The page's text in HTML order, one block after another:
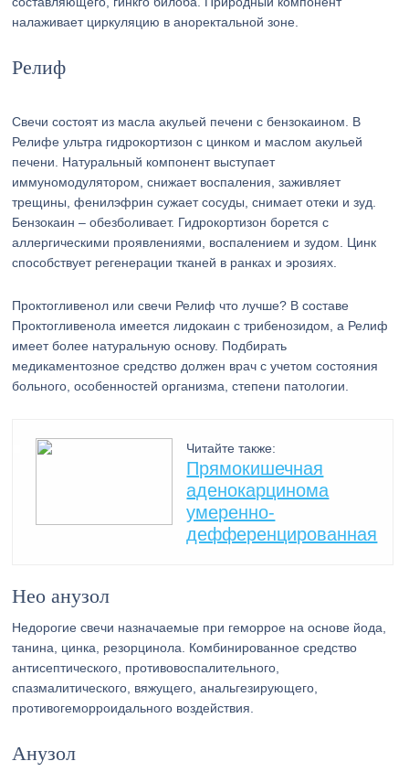
налаживает циркуляцию в аноректальной зоне.
Релиф
Свечи состоят из масла акульей печени с бензокаином. В
Релифе ультра гидрокортизон с цинком и маслом акульей
печени. Натуральный компонент выступает
иммуномодулятором, снижает воспаления, заживляет
трещины, фенилэфрин сужает сосуды, снимает отеки и зуд.
Бензокаин – обезболивает. Гидрокортизон борется с
аллергическими проявлениями, воспалением и зудом. Цинк
способствует регенерации тканей в ранках и эрозиях.
Проктогливенол или свечи Релиф что лучше? В составе
Проктогливенола имеется лидокаин с трибенозидом, а Релиф
имеет более натуральную основу. Подбирать
медикаментозное средство должен врач с учетом состояния
больного, особенностей организма, степени патологии.
Читайте также:
Прямокишечная
аденокарцинома
умеренно-
дефференцированная
Нео анузол
Недорогие свечи назначаемые при геморрое на основе йода,
танина, цинка, резорцинола. Комбинированное средство
антисептического, противовоспалительного,
спазмалитического, вяжущего, анальгезирующего,
противогеморроидального воздействия.
Анузол